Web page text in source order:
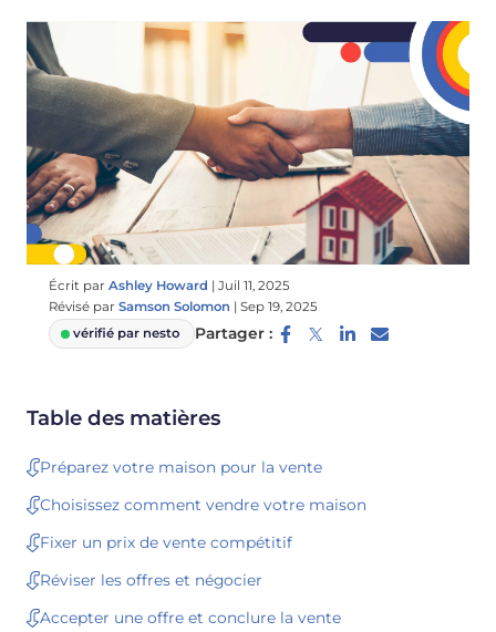
Écrit par Ashley Howard | Juil 11, 2025
Révisé par Samson Solomon | Sep 19, 2025
vérifié par nesto
Partager :
Table des matières
Préparez votre maison pour la vente
Choisissez comment vendre votre maison
Fixer un prix de vente compétitif
Réviser les offres et négocier
Accepter une offre et conclure la vente